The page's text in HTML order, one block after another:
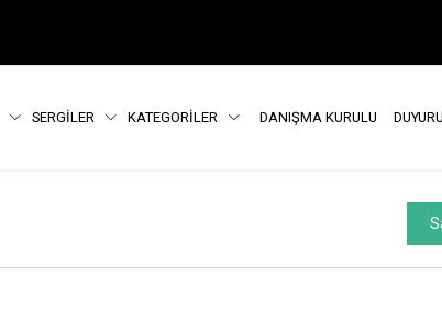
SERGİLER KATEGORİLER DANIŞMA KURULU